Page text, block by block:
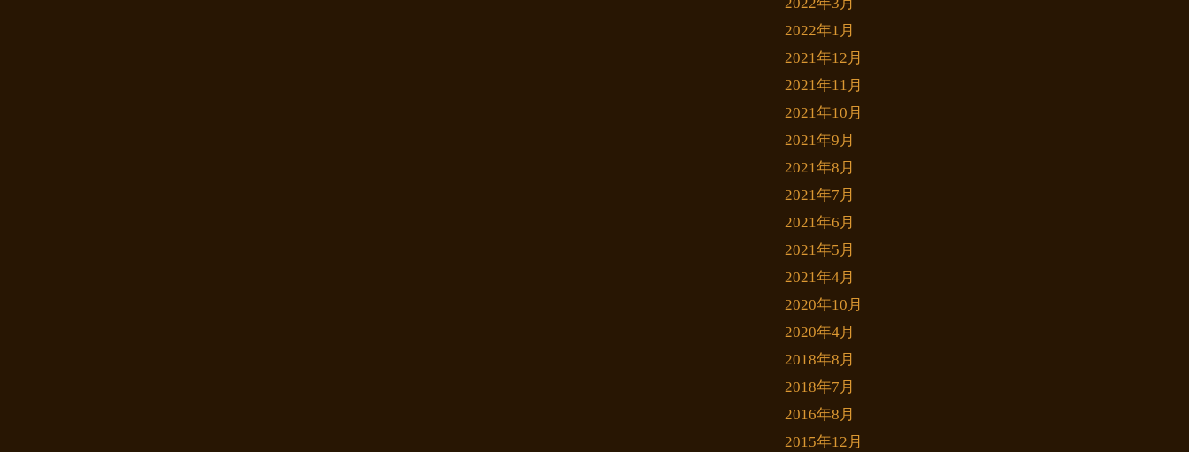
2022年1月
2021年12月
2021年11月
2021年10月
2021年9月
2021年8月
2021年7月
2021年6月
2021年5月
2021年4月
2020年10月
2020年4月
2018年8月
2018年7月
2016年8月
2015年12月